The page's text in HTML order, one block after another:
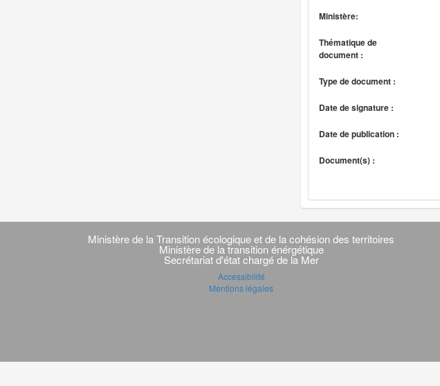
Ministère:
Thématique de
document :
Type de document :
Date de signature :
Date de publication :
Document(s) :
Navigation
transverseMinistère de la Transition écologique et de la cohésion des territoires
Ministère de la transition énérgétique
Secrétariat d'état chargé de la Mer
Accessibilité
Mentions légales